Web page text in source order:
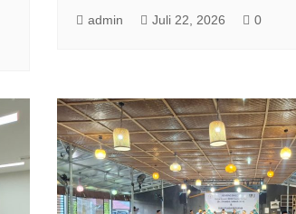
admin Juli 22, 2026 0